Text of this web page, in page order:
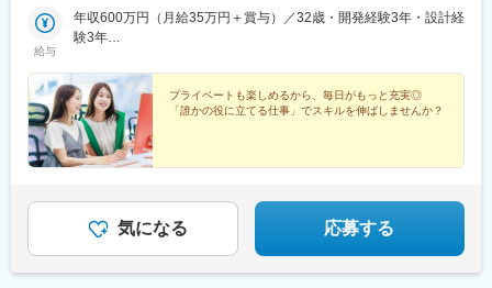
都河原町駅、三ノ宮駅、西川緑道公園駅、銀山町駅、西鉄福岡
駅、西辛島町駅、市民広場駅、三滝駅、舟入本町駅、花田口駅、
麻布十番駅、大国町駅、桃山御陵前駅、野田駅(阪神線)、肥後橋
前、五島町駅
（広島、岡山、松山など）■九州エリア（福岡、熊本など）のプロ
ジェクト先◎転居を伴う転勤は、基本的には本人が希望する場合
線)、インテック本社前駅、烏丸駅、三宮駅(神戸新交通)、山陽姫
路駅、岡山駅、八丁堀駅(広島県)、高松駅(香川県)、天神駅、花畑
尾駅、水島駅、通津駅、福山駅、岩国駅、可部駅、横川駅(広島
県)、東広島駅、山西駅、本町六丁目駅、金川駅、東野駅(京都
府)、東山・おかでんミュージアム駅、衣山駅、山麓駅(皿倉山)、
堺筋本町駅、鷹野橋駅、堺駅、比治山下駅、広域公園前駅、横川
一丁目駅、錦糸町駅、検見川浜駅、本町駅、津守駅、中野東駅、
六本木駅、伊予大洲駅、福駅、芦原橋駅、桃山駅、野田阪神駅、
東比恵駅、渡辺橋駅、淀屋橋駅、鶴崎駅、西小倉駅、二島駅、今
池駅(福岡県)、上鳥羽口駅、竹下駅、小森江駅、甘木駅(西鉄線)、
広畑駅、住ノ江駅、江波駅、八本松駅、矢場町駅、大船駅、新羽
駅、油田駅、五井駅、門出駅、洛西口駅、小舞子駅、黒川駅(愛知
給与
年収600万円（月給35万円＋賞与）／32歳・開発経験3年・設計経
験3年
PM経験10年
プライベートも楽しめるから、毎日がもっと充実◎
「誰かの役に立てる仕事」でスキルを伸ばしませんか？
気になる 応募する